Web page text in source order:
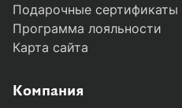
Подарочные сертификаты
Программа лояльности
Карта сайта
Компания